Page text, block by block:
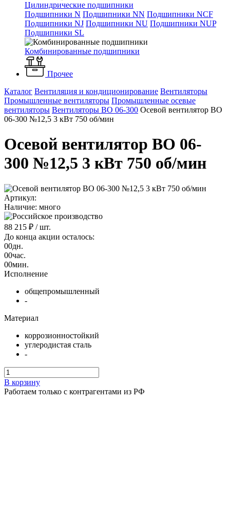
Цилиндрические подшипники
Подшипники N Подшипники NN Подшипники NCF
Подшипники NJ Подшипники NU Подшипники NUP
Подшипники SL
Комбинированные подшипники
Прочее
Каталог Вентиляция и кондиционирование Вентиляторы
Промышленные вентиляторы Промышленные осевые
вентиляторы Вентиляторы ВО 06-300 Осевой вентилятор ВО
06-300 №12,5 3 кВт 750 об/мин
Осевой вентилятор ВО 06-
300 №12,5 3 кВт 750 об/мин
Артикул:
Наличие: много
88 215 ₽ / шт.
До конца акции осталось:
00дн.
00час.
00мин.
Исполнение
общепромышленный
-
Материал
коррозионностойкий
углеродистая сталь
-
В корзину
Работаем только с контрагентами из РФ